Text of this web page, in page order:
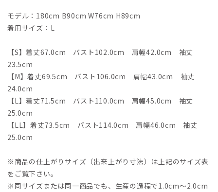
モデル：180cm B90cm W76cm H89cm
着用サイズ：L
【S】着丈67.0cm バスト102.0cm 肩幅42.0cm 袖丈
23.5cm
【M】着丈69.5cm バスト106.0cm 肩幅43.0cm 袖丈
24.0cm
【L】着丈71.5cm バスト110.0cm 肩幅45.0cm 袖丈
25.0cm
【LL】着丈73.5cm バスト114.0cm 肩幅46.0cm 袖丈
25.0cm
※商品の仕上がりサイズ（出来上がり寸法）は上記のサイズ表
をご覧下さい。
※同サイズまたは同一商品でも、生産の過程で1.0cm～2.0cm